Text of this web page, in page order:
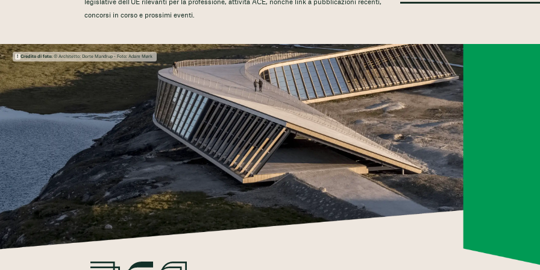
legislative dell'UE rilevanti per la professione, attività ACE, nonché link a pubblicazioni recenti,
concorsi in corso e prossimi eventi.
Credito di foto:© Architetto: Dorte Mandrup - Foto: Adam Mørk